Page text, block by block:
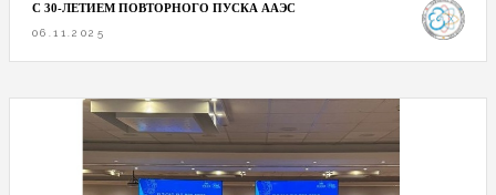
С 30-ЛЕТИЕМ ПОВТОРНОГО ПУСКА ААЭС
06.11.2025